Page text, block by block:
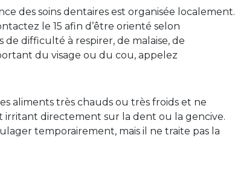
des soins dentaires est organisée localement.
le 15 afin d’être orienté selon
de difficulté à respirer, de malaise, de
du visage ou du cou, appelez
aliments très chauds ou très froids et ne
irritant directement sur la dent ou la gencive.
temporairement, mais il ne traite pas la